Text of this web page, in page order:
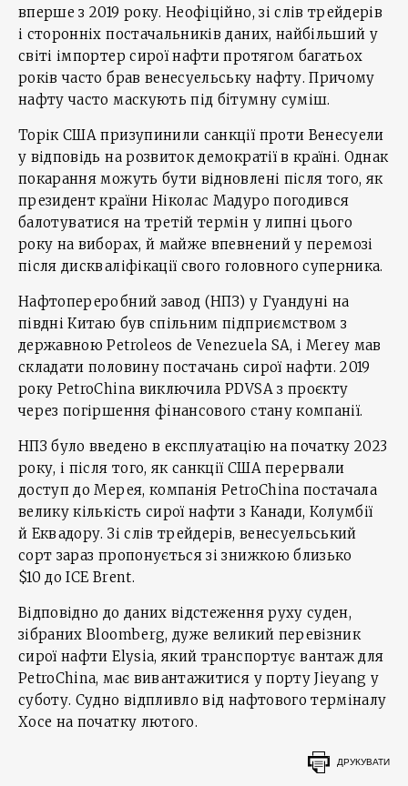
вперше з 2019 року. Неофіційно, зі слів трейдерів
і сторонніх постачальників даних, найбільший у
світі імпортер сирої нафти протягом багатьох
років часто брав венесуельську нафту. Причому
нафту часто маскують під бітумну суміш.
Торік США призупинили санкції проти Венесуели
у відповідь на розвиток демократії в країні. Однак
покарання можуть бути відновлені після того, як
президент країни Ніколас Мадуро погодився
балотуватися на третій термін у липні цього
року на виборах, й майже впевнений у перемозі
після дискваліфікації свого головного суперника.
Нафтопереробний завод (НПЗ) у Гуандуні на
півдні Китаю був спільним підприємством з
державною Petroleos de Venezuela SA, і Merey мав
складати половину постачань сирої нафти. 2019
року PetroChina виключила PDVSA з проєкту
через погіршення фінансового стану компанії.
НПЗ було введено в експлуатацію на початку 2023
року, і після того, як санкції США перервали
доступ до Мерея, компанія PetroChina постачала
велику кількість сирої нафти з Канади, Колумбії
й Еквадору. Зі слів трейдерів, венесуельський
сорт зараз пропонується зі знижкою близько
$10 до ICE Brent.
Відповідно до даних відстеження руху суден,
зібраних Bloomberg, дуже великий перевізник
сирої нафти Elysia, який транспортує вантаж для
PetroChina, має вивантажитися у порту Jieyang у
суботу. Судно відпливло від нафтового терміналу
Хосе на початку лютого.
ДРУКУВАТИ